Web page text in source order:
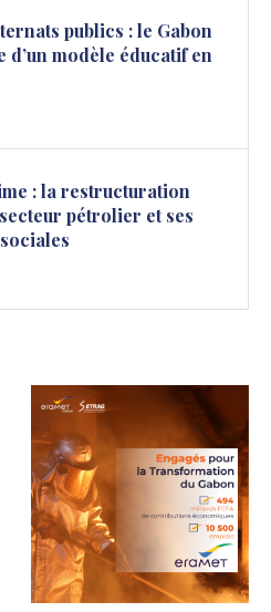
publics : le Gabon
d’un modèle éducatif en
: la restructuration
pétrolier et ses